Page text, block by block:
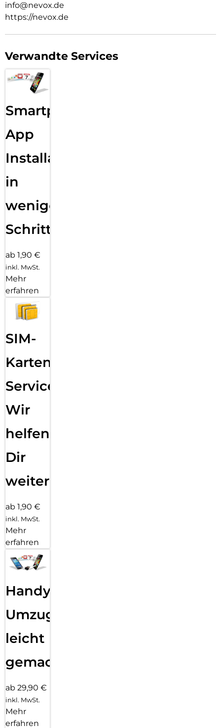
info@nevox.de
https://nevox.de
Verwandte Services
Smartphone
App
Installation
in
wenigen
Schritten
ab 1,90 €
inkl. MwSt.
Mehr
erfahren
SIM-
Karten
Service:
Wir
helfen
Dir
weiter
ab 1,90 €
inkl. MwSt.
Mehr
erfahren
Handy
Umzug
leicht
gemacht!
ab 29,90 €
inkl. MwSt.
Mehr
erfahren